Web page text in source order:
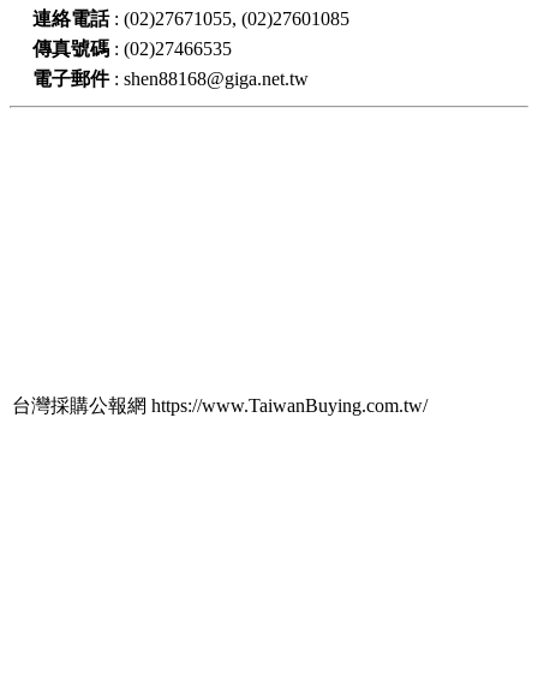
連絡電話: (02)27671055, (02)27601085
傳真號碼 : (02)27466535
電子郵件: shen88168@giga.net.tw
台灣採購公報網 https://www.TaiwanBuying.com.tw/